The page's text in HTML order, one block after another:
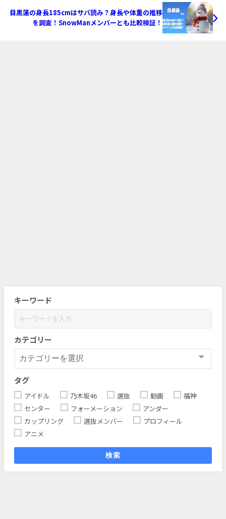
目黒蓮の身長185cmはサバ読み？身長や体重の推移
を調査！SnowManメンバーとも比較検証！
キーワード
カテゴリー
タグ
アイドル 乃木坂46 選抜 動画
福神
センター
フォーメーション
アンダー
カップリング
選抜メンバー
プロフィール
アニメ
検索